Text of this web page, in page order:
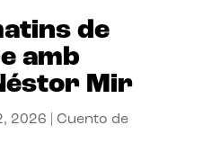
de
amb
Mir
2026 |Cuento de